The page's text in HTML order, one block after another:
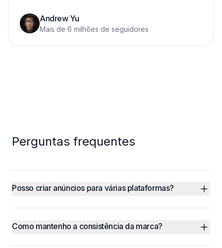
Andrew Yu
Mais de 6 milhões de seguidores
Perguntas frequentes
Posso criar anúncios para várias plataformas?
Como mantenho a consistência da marca?